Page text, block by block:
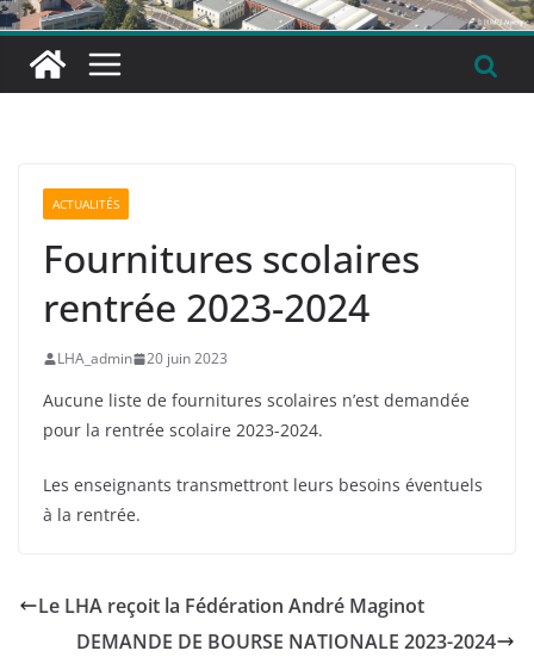
ACTUALITÉS
Fournitures scolaires
rentrée 2023-2024
LHA_admin 20 juin 2023
Aucune liste de fournitures scolaires n’est demandée
pour la rentrée scolaire 2023-2024.
Les enseignants transmettront leurs besoins éventuels
à la rentrée.
Le LHA reçoit la Fédération André Maginot
DEMANDE DE BOURSE NATIONALE 2023-2024